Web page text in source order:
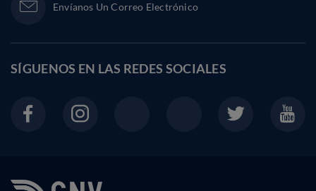
Envíanos Un Correo Electrónico
SÍGUENOS EN LAS REDES SOCIALES